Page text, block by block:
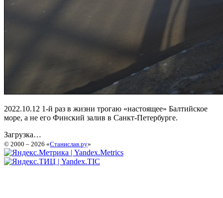
2022.10.12 1-й раз в жизни трогаю «настоящее» Балтийское
море, а не его Финский залив в Санкт-Петербурге.
Загрузка…
© 2000 – 2026 «Станислав.ру»